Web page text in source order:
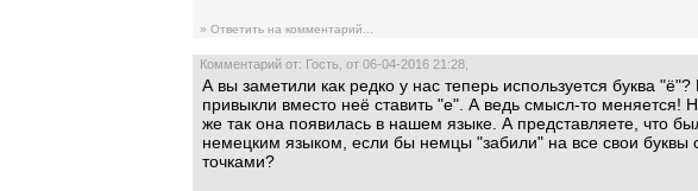
» Ответить на комментарий...
Комментарий от: Гость, от 06-04-2016 21:28,
А вы заметили как редко у нас теперь используется буква "ё"?
привыкли вместо неё ставить "е". А ведь смысл-то меняется!
же так она появилась в нашем языке. А представляете, что
немецким языком, если бы немцы "забили" на все свои буквы
точками?